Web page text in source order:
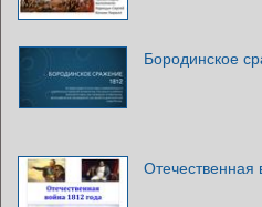
Бородинское
Отечественная